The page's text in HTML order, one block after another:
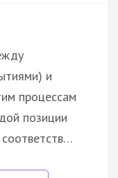
и
процессам
позиции